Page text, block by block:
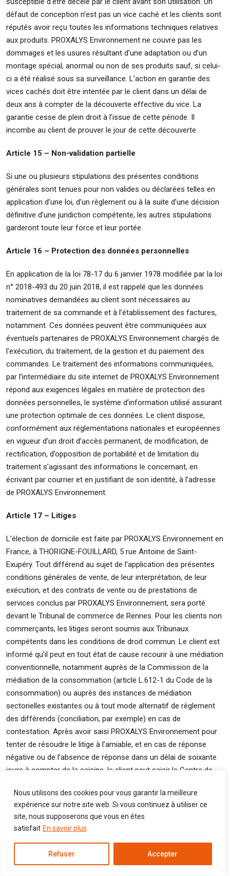
Nous utilisons des cookies pour vous garantir la meilleure
expérience sur notre site web. Si vous continuez à utiliser ce
site, nous supposerons que vous en êtes
satisfait En savoir plus
Refuser Accepter
défaut de conception n’est pas un vice caché et les clients sont
réputés avoir reçu toutes les informations techniques relatives
aux produits. PROXALYS Environnement ne couvre pas les
dommages et les usures résultant d’une adaptation ou d’un
montage spécial, anormal ou non de ses produits sauf, si celui-
ci a été réalisé sous sa surveillance. L’action en garantie des
vices cachés doit être intentée par le client dans un délai de
deux ans à compter de la découverte effective du vice. La
garantie cesse de plein droit à l’issue de cette période. Il
incombe au client de prouver le jour de cette découverte.
Article 15 – Non-validation partielle
Si une ou plusieurs stipulations des présentes conditions
générales sont tenues pour non valides ou déclarées telles en
application d’une loi, d’un règlement ou à la suite d’une décision
définitive d’une juridiction compétente, les autres stipulations
garderont toute leur force et leur portée.
Article 16 – Protection des données personnelles
En application de la loi 78-17 du 6 janvier 1978 modifiée par la loi
n° 2018-493 du 20 juin 2018, il est rappelé que les données
nominatives demandées au client sont nécessaires au
traitement de sa commande et à l’établissement des factures,
notamment. Ces données peuvent être communiquées aux
éventuels partenaires de PROXALYS Environnement chargés de
l’exécution, du traitement, de la gestion et du paiement des
commandes. Le traitement des informations communiquées,
par l’intermédiaire du site internet de PROXALYS Environnement
répond aux exigences légales en matière de protection des
données personnelles, le système d’information utilisé assurant
une protection optimale de ces données. Le client dispose,
conformément aux réglementations nationales et européennes
en vigueur d’un droit d’accès permanent, de modification, de
rectification, d’opposition de portabilité et de limitation du
traitement s’agissant des informations le concernant, en
écrivant par courrier et en justifiant de son identité, à l’adresse
de PROXALYS Environnement.
Article 17 – Litiges
L’élection de domicile est faite par PROXALYS Environnement en
France, à THORIGNE-FOUILLARD, 5 rue Antoine de Saint-
Exupéry. Tout différend au sujet de l’application des présentes
conditions générales de vente, de leur interprétation, de leur
exécution, et des contrats de vente ou de prestations de
services conclus par PROXALYS Environnement, sera porté
devant le Tribunal de commerce de Rennes. Pour les clients non
commerçants, les litiges seront soumis aux Tribunaux
compétents dans les conditions de droit commun. Le client est
informé qu’il peut en tout état de cause recourir à une médiation
conventionnelle, notamment auprès de la Commission de la
médiation de la consommation (article L.612-1 du Code de la
consommation) ou auprès des instances de médiation
sectorielles existantes ou à tout mode alternatif de règlement
des différends (conciliation, par exemple) en cas de
contestation. Après avoir saisi PROXALYS Environnement pour
tenter de résoudre le litige à l’amiable, et en cas de réponse
négative ou de l’absence de réponse dans un délai de soixante
jours à compter de la saisine, le client peut saisir le Centre de
info@mediation35.fr). Ses coordonnées sont disponibles en
cliquant sur le lien suivant :http://www.mediation35.fr/la-
mediation/.
Article 18 – Droit applicable – Langue
Les présentes conditions générales de vente et les opérations